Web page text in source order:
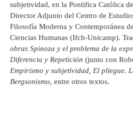
subjetividad, en la Pontifica Católica
Director Adjunto del Centro de
Filosofía Moderna y Contemporánea
Ciencias Humanas (Ifch-Unicamp).
obras Spinoza y el problema de la
Diferencia y Repetición (junto con
Empirismo y subjetividad, El pliegue.
Bergsonismo, entre otros textos.